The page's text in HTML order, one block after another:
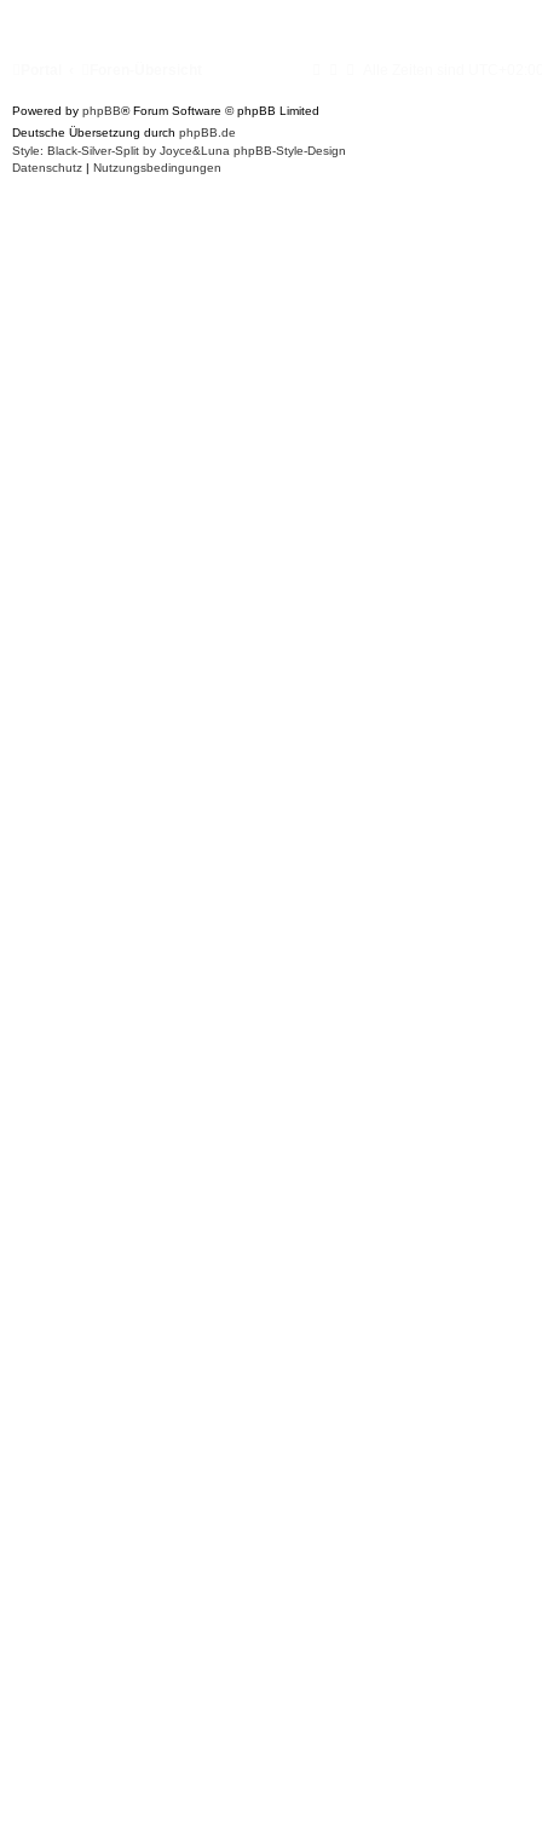
Powered by phpBB® Forum Software © phpBB Limited
Deutsche Übersetzung durch phpBB.de
Style: Black-Silver-Split by Joyce&Luna phpBB-Style-Design
Datenschutz
Nutzungsbedingungen